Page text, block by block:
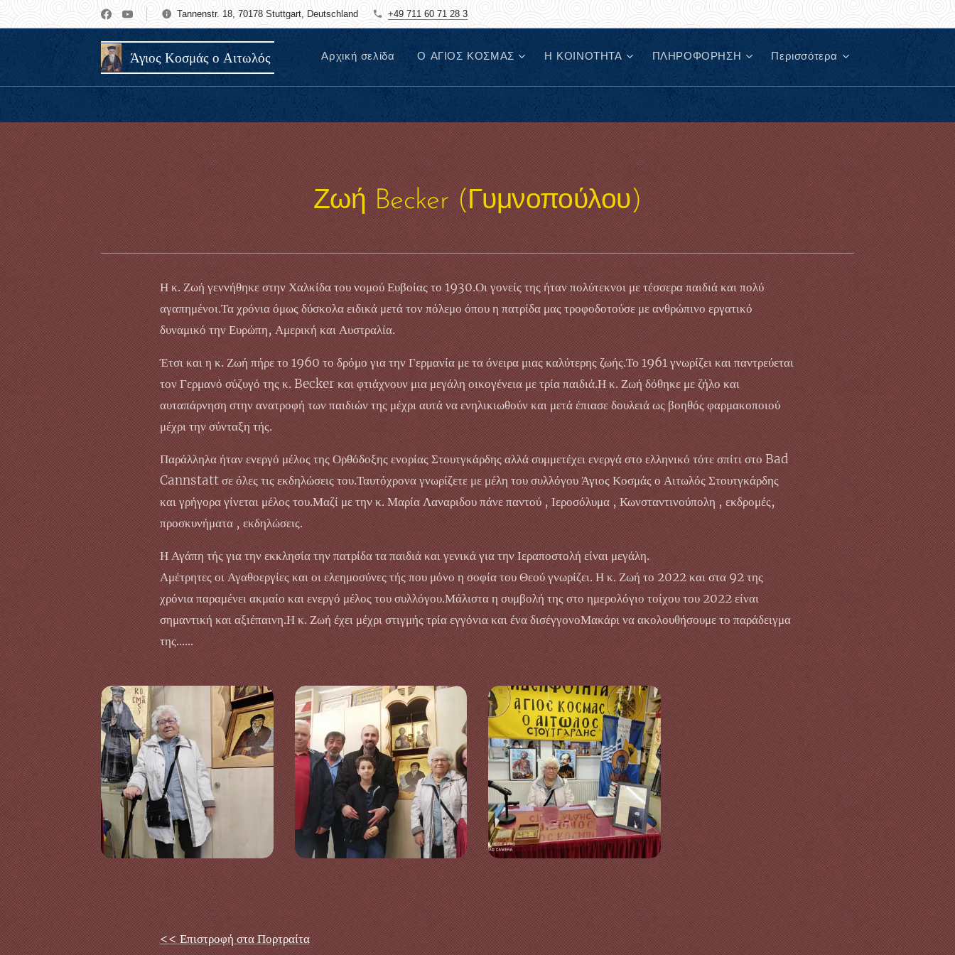
Tannenstr. 18, 70178 Stuttgart, Deutschland +49 711 60 71 28 3
Άγιος Κοσμάς ο Αιτωλός Αρχική σελίδα Ο ΑΓΙΟΣ ΚΟΣΜΑΣ Η ΚΟΙΝΟΤΗΤΑ ΠΛΗΡΟΦΟΡΗΣΗ Περισσότερα
Ζωή Becker (Γυμνοπούλου)
Η κ. Ζωή γεννήθηκε στην Χαλκίδα του νομού Ευβοίας το 1930.Οι γονείς της ήταν πολύτεκνοι με τέσσερα παιδιά και πολύ
αγαπημένοι.Τα χρόνια όμως δύσκολα ειδικά μετά τον πόλεμο όπου η πατρίδα μας τροφοδοτούσε με ανθρώπινο εργατικό
δυναμικό την Ευρώπη, Αμερική και Αυστραλία.
Έτσι και η κ. Ζωή πήρε το 1960 το δρόμο για την Γερμανία με τα όνειρα μιας καλύτερης ζωής.Το 1961 γνωρίζει και παντρεύεται
τον Γερμανό σύζυγό της κ. Becker και φτιάχνουν μια μεγάλη οικογένεια με τρία παιδιά.Η κ. Ζωή δόθηκε με ζήλο και
αυταπάρνηση στην ανατροφή των παιδιών της μέχρι αυτά να ενηλικιωθούν και μετά έπιασε δουλειά ως βοηθός φαρμακοποιού
μέχρι την σύνταξη τής.
Παράλληλα ήταν ενεργό μέλος της Ορθόδοξης ενορίας Στουτγκάρδης αλλά συμμετέχει ενεργά στο ελληνικό τότε σπίτι στο Bad
Cannstatt σε όλες τις εκδηλώσεις του.Ταυτόχρονα γνωρίζετε με μέλη του συλλόγου Άγιος Κοσμάς ο Αιτωλός Στουτγκάρδης
και γρήγορα γίνεται μέλος του.Μαζί με την κ. Μαρία Λαναριδου πάνε παντού , Ιεροσόλυμα , Κωνσταντινούπολη , εκδρομές,
προσκυνήματα , εκδηλώσεις.
Η Αγάπη τής για την εκκλησία την πατρίδα τα παιδιά και γενικά για την Ιεραποστολή είναι μεγάλη.
Αμέτρητες οι Αγαθοεργίες και οι ελεημοσύνες τής που μόνο η σοφία του Θεού γνωρίζει. Η κ. Ζωή το 2022 και στα 92 της
χρόνια παραμένει ακμαίο και ενεργό μέλος του συλλόγου.Μάλιστα η συμβολή της στο ημερολόγιο τοίχου του 2022 είναι
σημαντική και αξιέπαινη.Η κ. Ζωή έχει μέχρι στιγμής τρία εγγόνια και ένα δισέγγονοΜακάρι να ακολουθήσουμε το παράδειγμα
της......
<< Επιστροφή στα Πορτραίτα